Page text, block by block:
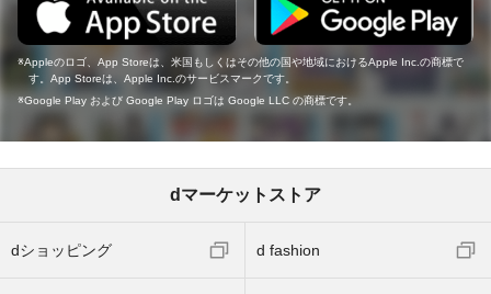
Appleのロゴ、App Storeは、米国もしくはその他の国や地域におけるApple Inc.の商標で
す。App Storeは、Apple Inc.のサービスマークです。
Google Play および Google Play ロゴは Google LLC の商標です。
dマーケットストア
dショッピング d fashion